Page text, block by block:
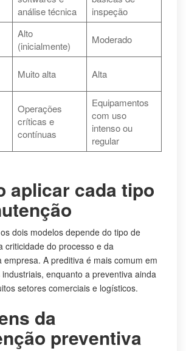
análise técnica
inspeção
Alto
(inicialmente)
Moderado
Muito alta Alta
Operações
críticas e
contínuas
Equipamentos
com uso
intenso ou
regular
aplicar cada tipo
dois modelos depende do tipo de
criticidade do processo e da
empresa. A preditiva é mais comum em
enquanto a preventiva ainda
setores comerciais e logísticos.
da
preventiva